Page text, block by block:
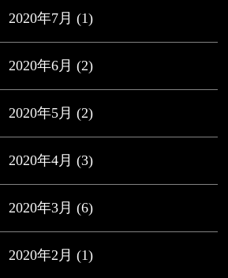
2020年7月 (1)
2020年6月 (2)
2020年5月 (2)
2020年4月 (3)
2020年3月 (6)
2020年2月 (1)